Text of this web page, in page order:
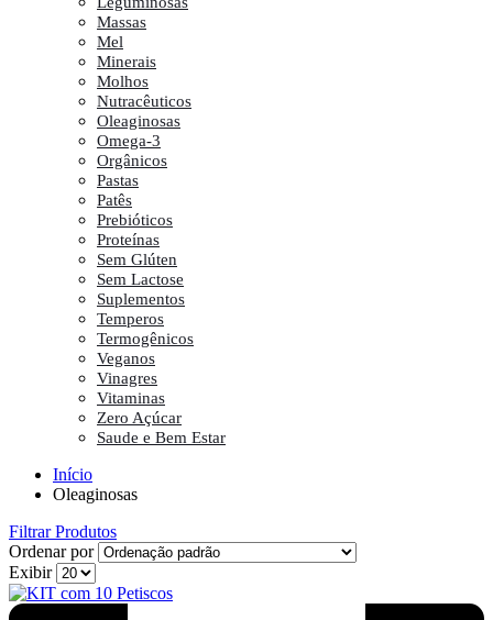
Massas
Mel
Minerais
Molhos
Nutracêuticos
Oleaginosas
Omega-3
Orgânicos
Pastas
Patês
Prebióticos
Proteínas
Sem Glúten
Sem Lactose
Suplementos
Temperos
Termogênicos
Veganos
Vinagres
Vitaminas
Zero Açúcar
Saude e Bem Estar
Início
Oleaginosas
Filtrar Produtos
Ordenar por
Exibir